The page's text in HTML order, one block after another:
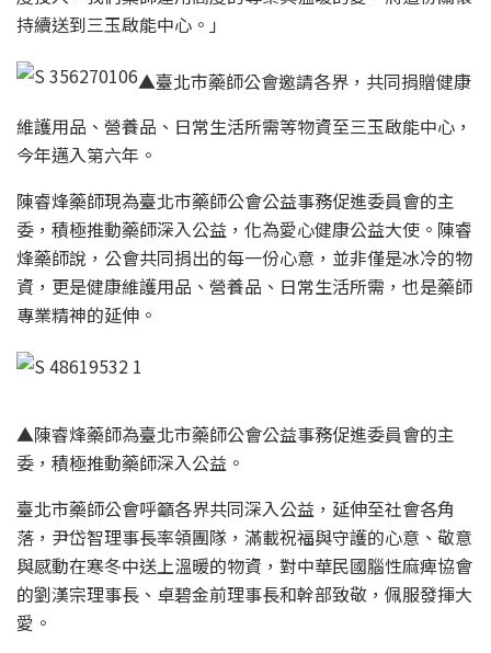
持續送到三玉啟能中心。」
▲臺北市藥師公會邀請各界，共同捐贈健康
維護用品、營養品、日常生活所需等物資至三玉啟能中心，
今年邁入第六年。
陳睿烽藥師現為臺北市藥師公會公益事務促進委員會的主
委，積極推動藥師深入公益，化為愛心健康公益大使。陳睿
烽藥師說，公會共同捐出的每一份心意，並非僅是冰冷的物
資，更是健康維護用品、營養品、日常生活所需，也是藥師
專業精神的延伸。
▲陳睿烽藥師為臺北市藥師公會公益事務促進委員會的主
委，積極推動藥師深入公益。
臺北市藥師公會呼籲各界共同深入公益，延伸至社會各角
落，尹岱智理事長率領團隊，滿載祝福與守護的心意、敬意
與感動在寒冬中送上溫暖的物資，對中華民國腦性麻痺協會
的劉漢宗理事長、卓碧金前理事長和幹部致敬，佩服發揮大
愛。